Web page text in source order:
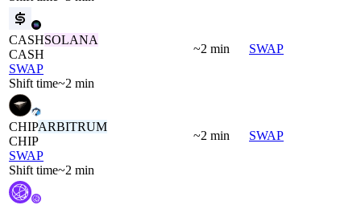
CASHSOLANA
CASH
SWAP
Shift time~2 min
~2 min SWAP
CHIPARBITRUM
CHIP
SWAP
Shift time~2 min
~2 min SWAP